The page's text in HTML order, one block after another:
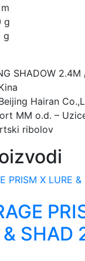
g
g
SHADOW 2.4M
Hairan
MM o.d. –
ribolov
& SHAD